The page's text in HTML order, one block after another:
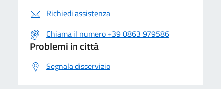
Richiedi assistenza
Chiama il numero +39 0863 979586
Problemi in città
Segnala disservizio